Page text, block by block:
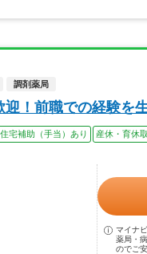
調剤薬局
！前職での経験を
住宅補助（手当）あり 産休・育休
マイナ
薬局・
のでご